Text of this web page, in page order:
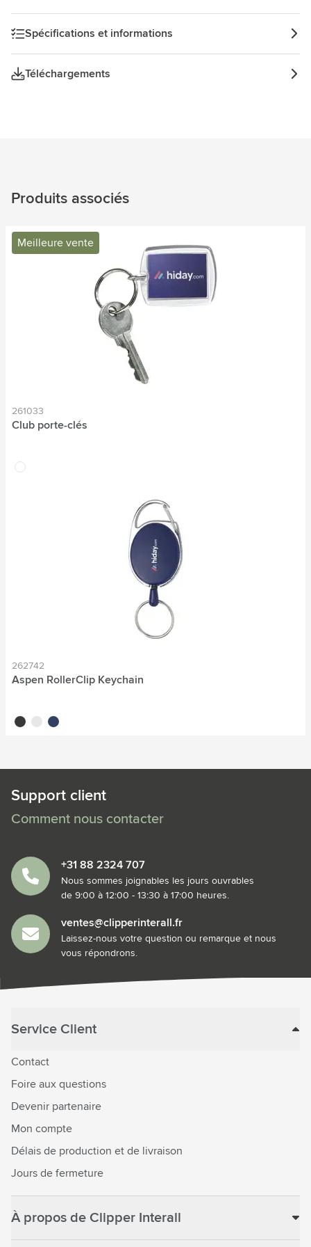
Spécifications et informations
Téléchargements
Produits associés
Meilleure vente
261033
Club porte-clés
translucide
262742
Aspen RollerClip Keychain
noir blancbleu
Support client
Comment nous contacter
+31 88 2324 707
Nous sommes joignables les jours ouvrables
de 9:00 à 12:00 - 13:30 à 17:00 heures.
ventes@clipperinterall.fr
Laissez-nous votre question ou remarque et nous
vous répondrons.
Service Client
Contact
Foire aux questions
Devenir partenaire
Mon compte
Délais de production et de livraison
Jours de fermeture
À propos de Clipper Interall